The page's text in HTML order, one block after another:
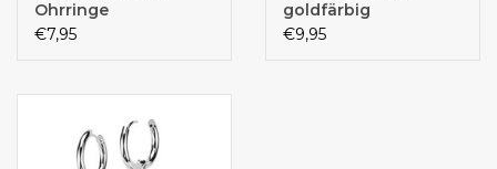
Ohrringe
€7,95
goldfärbig
€9,95